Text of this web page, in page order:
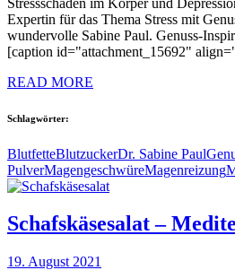
Expertin für das Thema Stress mit
wundervolle Sabine Paul. Genuss-
[caption id="attachment_15692"
READ MORE
Schlagwörter:
BlutfetteBlutzuckerDr. Sabine Paul
PulverMagengeschwüreMagenreizung
Schafskäsesalat –
19. August 2021